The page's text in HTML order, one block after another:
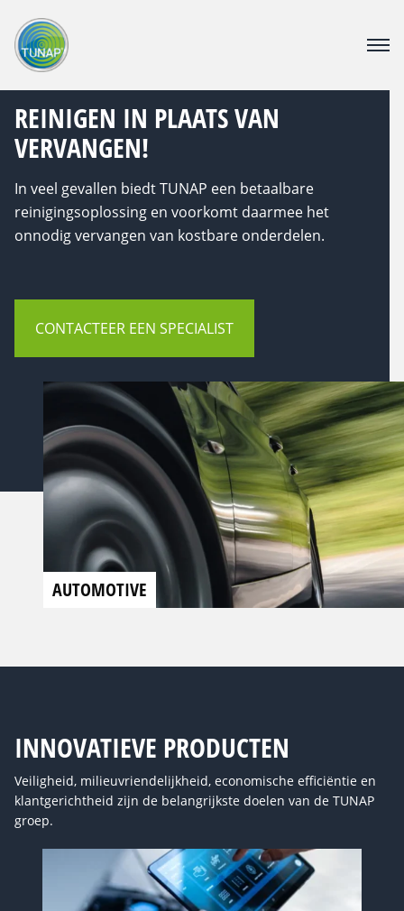
DOWNLOAD CENTER
CATALOGUS
CONTACT
VACATURE
Voor consumenten
REINIGEN IN PLAATS VAN
VERVANGEN!
In veel gevallen biedt TUNAP een betaalbare
reinigingsoplossing en voorkomt daarmee het
onnodig vervangen van kostbare onderdelen.
CONTACTEER EEN SPECIALIST
AUTOMOTIVE
INNOVATIEVE PRODUCTEN
Veiligheid, milieuvriendelijkheid, economische efficiëntie en
klantgerichtheid zijn de belangrijkste doelen van de TUNAP
groep.